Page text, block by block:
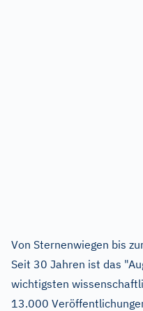
Von Sternenwiegen bis
Seit 30 Jahren ist das
wichtigsten
13.000